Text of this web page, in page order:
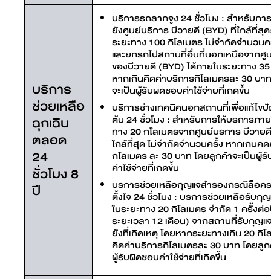
บริการ
ช่วยเหลือ
ฉุกเฉิน
ตลอด
24
ชั่วโมง 8
ปี
บริการรถลากจูง 24 ชั่วโมง : สำหรับกา
ยังศูนย์บริการ บีวายดี (BYD) ที่ใกล้ที่สุ
ระยะทาง 100 กิโลเมตร ไม่จำกัดจำนวน
และยกรถไปสถานที่อื่นที่นอกเหนือจากศู
ของบีวายดี (BYD) ได้ภายในระยะทาง
หากเกินคิดค่าบริการกิโลเมตรละ 30 บา
จะเป็นผู้รับผิดชอบค่าใช้จ่ายที่เกิดขึ้น
บริการช่างเทคนิคนอกสถานที่เพื่อแก้ไข
ต้น 24 ชั่วโมง : สำหรับการให้บริการภาย
ทาง 20 กิโลเมตรจากศูนย์บริการ บีวาย
ใกล้ที่สุด ไม่จำกัดจำนวนครั้ง หากเกินคิ
กิโลเมตร ละ 30 บาท โดยลูกค้าจะเป็นผู้
ค่าใช้จ่ายที่เกิดขึ้น
บริการช่วยเหลือกุญแจสำรองกรณีล็อค
ตั้งใจ 24 ชั่วโมง : บริการช่วยเหลือรับกุ
ในระยะทาง 20 กิโลเมตร จำกัด 1 ครั้งต่
ระยะเวลา 12 เดือน) จากสถานที่รับกุญแ
ยังที่เกิดเหตุ โดยหากระยะทางเกิน 20 กิโ
คิดค่าบริการกิโลเมตรละ 30 บาท โดยลูก
ผู้รับผิดชอบค่าใช้จ่ายที่เกิดขึ้น